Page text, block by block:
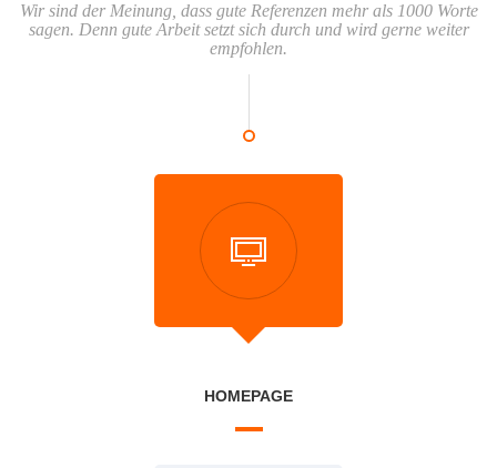
Wir sind der Meinung, dass gute Referenzen mehr als 1000 Worte
sagen. Denn gute Arbeit setzt sich durch und wird gerne weiter
empfohlen.
HOMEPAGE